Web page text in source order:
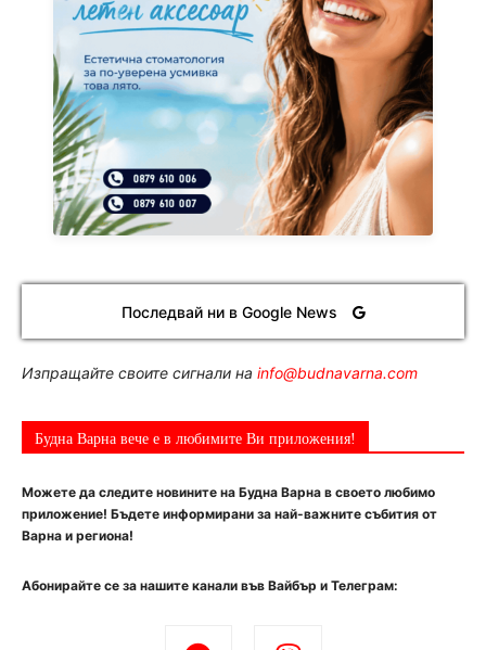
Последвай ни в Google News
Изпращайте своите сигнали на info@budnavarna.com
Будна Варна вече е в любимите Ви приложения!
Можете да следите новините на Будна Варна в своето любимо
приложение! Бъдете информирани за най-важните събития от
Варна и региона!
Абонирайте се за нашите канали във Вайбър и Телеграм: